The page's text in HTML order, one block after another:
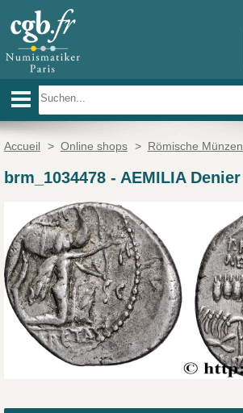
Accueil > Online shops > Römische Münzen
brm_1034478- AEMILIA Denier